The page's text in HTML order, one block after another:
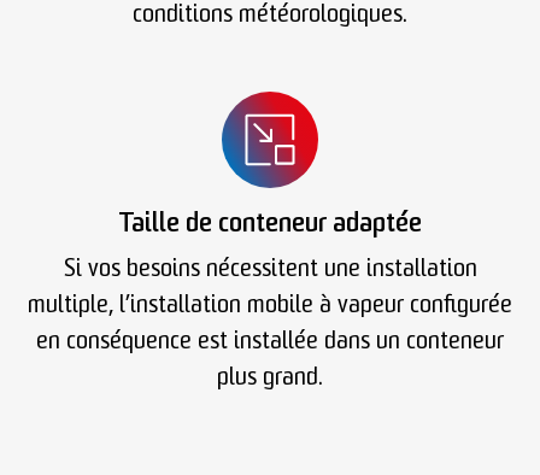
conditions météorologiques.
Taille de conteneur adaptée
Si vos besoins nécessitent une installation
multiple, l’installation mobile à vapeur configurée
en conséquence est installée dans un conteneur
plus grand.